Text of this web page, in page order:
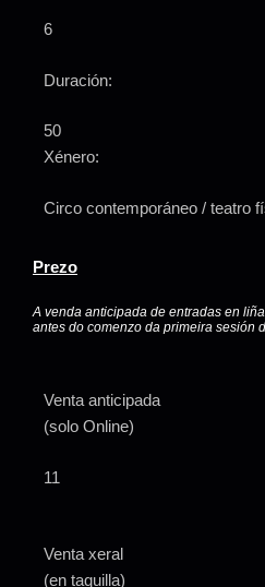
6
Duración:
50
Xénero:
Circo contemporáneo / teatro
Prezo
A venda anticipada de entradas en
antes do comenzo da primeira sesión
Venta anticipada
(solo Online)
11
Venta xeral
(en taquilla)